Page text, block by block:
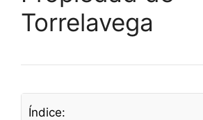
Torrelavega
Índice: